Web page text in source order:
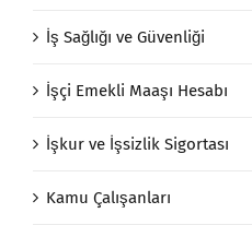
İş Sağlığı ve Güvenliği
İşçi Emekli Maaşı Hesabı
İşkur ve İşsizlik Sigortası
Kamu Çalışanları